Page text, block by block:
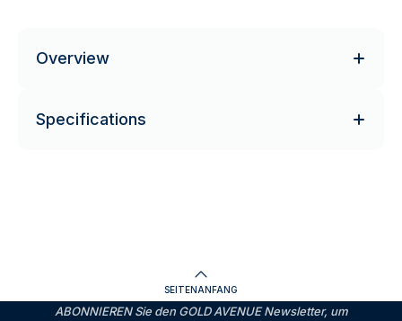
Overview
Specifications
SEITENANFANG
ABONNIEREN Sie den GOLD AVENUE Newsletter, um